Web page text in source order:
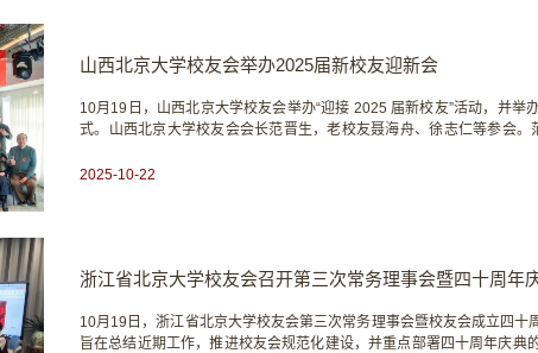
山西北京大学校友会举办2025届新校友迎新会
10月19日，山西北京大学校友会举办“迎接 2025 届新校友”活动，并举
式。山西北京大学校友会会长范晋生，老校友聂海舟、徐志仁等参会。
基础、树立榜样。他希望新校友结合北大创新精神与山西务实品格，在岗
2025-10-22
浙江省北京大学校友会召开第三次常务理事会暨四十周年
10月19日，浙江省北京大学校友会第三次常务理事会暨校友会成立四
旨在总结近期工作，推进校友会规范化建设，并重点部署四十周年庆典